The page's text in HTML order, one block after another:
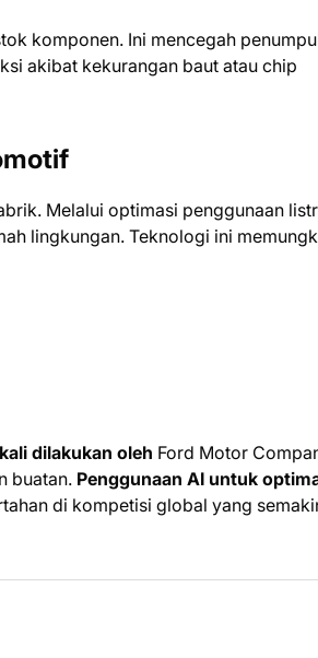
komponen. Ini mencegah
akibat kekurangan baut atau chip
Melalui optimasi penggunaan
lingkungan. Teknologi ini
dilakukan oleh Ford Motor
buatan. Penggunaan AI untuk
di kompetisi global yang